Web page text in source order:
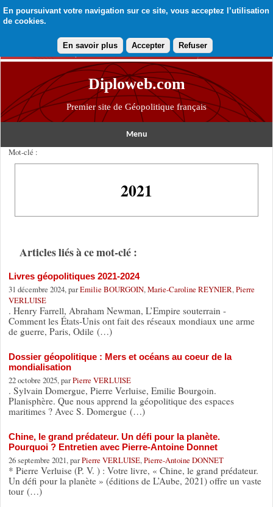
En poursuivant votre navigation sur ce site, vous acceptez l’utilisation
de cookies.
En savoir plus Accepter Refuser
Diploweb.com
Premier site de Géopolitique français
Menu
Mot-clé :
2021
Articles liés à ce mot-clé :
Livres géopolitiques 2021-2024
31 décembre 2024, parEmilie BOURGOIN, Marie-Caroline REYNIER, Pierre
VERLUISE
. Henry Farrell, Abraham Newman, L’Empire souterrain -
Comment les États-Unis ont fait des réseaux mondiaux une arme
de guerre, Paris, Odile (…)
Dossier géopolitique : Mers et océans au coeur de la
mondialisation
22 octobre 2025, parPierre VERLUISE
. Sylvain Domergue, Pierre Verluise, Emilie Bourgoin.
Planisphère. Que nous apprend la géopolitique des espaces
maritimes ? Avec S. Domergue (…)
Chine, le grand prédateur. Un défi pour la planète.
Pourquoi ? Entretien avec Pierre-Antoine Donnet
26 septembre 2021, parPierre VERLUISE, Pierre-Antoine DONNET
* Pierre Verluise (P. V. ) : Votre livre, « Chine, le grand prédateur.
Un défi pour la planète » (éditions de L’Aube, 2021) offre un vaste
tour (…)